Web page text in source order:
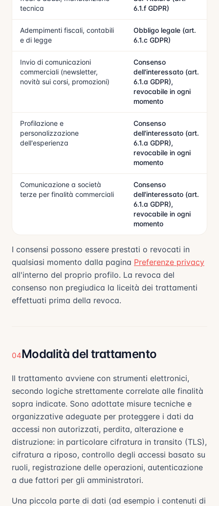
tecnica
6.1.f GDPR)
Adempimenti fiscali, contabili
e di legge
Obbligo legale (art.
6.1.c GDPR)
Invio di comunicazioni
commerciali (newsletter,
novità sui corsi, promozioni)
Consenso
dell'interessato (art.
6.1.a GDPR),
revocabile in ogni
momento
Profilazione e
personalizzazione
dell'esperienza
Consenso
dell'interessato (art.
6.1.a GDPR),
revocabile in ogni
momento
Comunicazione a società
terze per finalità commerciali
Consenso
dell'interessato (art.
6.1.a GDPR),
revocabile in ogni
momento
I consensi possono essere prestati o revocati in
qualsiasi momento dalla pagina Preferenze privacy
all'interno del proprio profilo. La revoca del
consenso non pregiudica la liceità dei trattamenti
effettuati prima della revoca.
04Modalità del trattamento
Il trattamento avviene con strumenti elettronici,
secondo logiche strettamente correlate alle finalità
sopra indicate. Sono adottate misure tecniche e
organizzative adeguate per proteggere i dati da
accessi non autorizzati, perdita, alterazione e
distruzione: in particolare cifratura in transito (TLS),
cifratura a riposo, controllo degli accessi basato su
ruoli, registrazione delle operazioni, autenticazione
a due fattori per gli amministratori.
Una piccola parte di dati (ad esempio i contenuti di